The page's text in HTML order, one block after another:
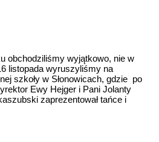
obchodziliśmy wyjątkowo, nie w
listopada wyruszyliśmy na
szkoły w Słonowicach, gdzie po
Ewy Hejger i Pani Jolanty
zaprezentował tańce i